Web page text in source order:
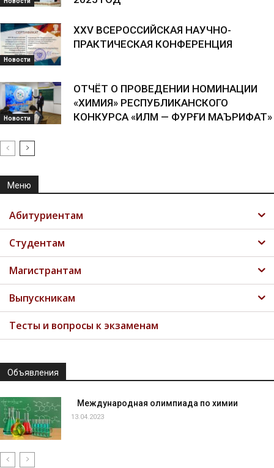
Новости
XXV ВСЕРОССИЙСКАЯ НАУЧНО-
ПРАКТИЧЕСКАЯ КОНФЕРЕНЦИЯ
Новости
ОТЧЁТ О ПРОВЕДЕНИИ НОМИНАЦИИ
«ХИМИЯ» РЕСПУБЛИКАНСКОГО
КОНКУРСА «ИЛМ — ФУРӮҒИ МАЪРИФАТ»
Меню
Абитуриентам
Студентам
Магистрантам
Выпускникам
Тесты и вопросы к экзаменам
Объявления
Международная олимпиада по химии
13.04.2023